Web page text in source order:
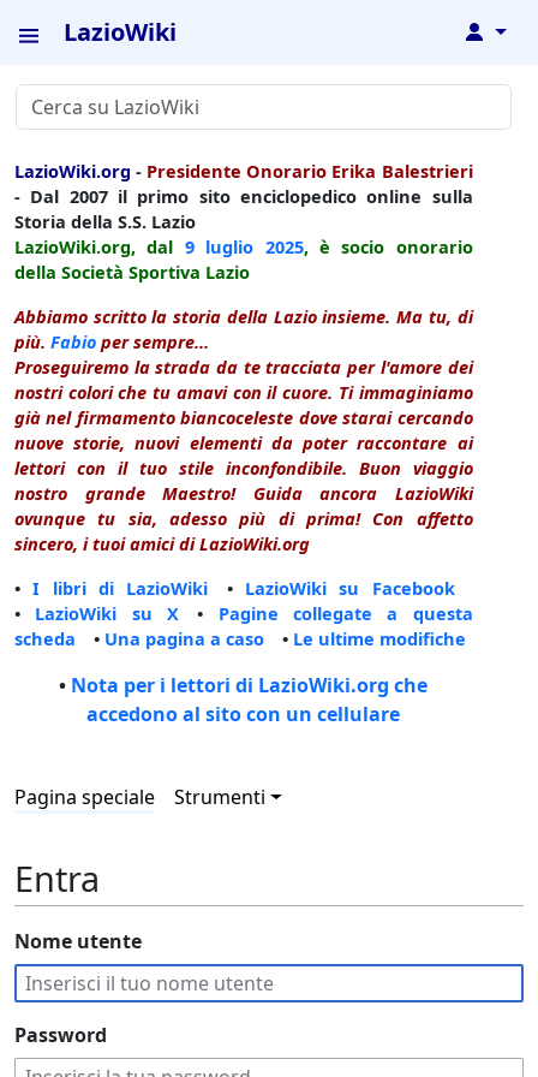
LazioWiki ↓
LazioWiki.org - Presidente Onorario Erika Balestrieri
- Dal 2007 il primo sito enciclopedico online sulla
Storia della S.S. Lazio
LazioWiki.org, dal 9 luglio 2025, è socio onorario
della Società Sportiva Lazio
Abbiamo scritto la storia della Lazio insieme. Ma tu, di
più. Fabio per sempre...
Proseguiremo la strada da te tracciata per l'amore dei
nostri colori che tu amavi con il cuore. Ti immaginiamo
già nel firmamento biancoceleste dove starai cercando
nuove storie, nuovi elementi da poter raccontare ai
lettori con il tuo stile inconfondibile. Buon viaggio
nostro grande Maestro! Guida ancora LazioWiki
ovunque tu sia, adesso più di prima! Con affetto
sincero, i tuoi amici di LazioWiki.org
•I libri di LazioWiki • LazioWiki su Facebook
• LazioWiki su X • Pagine collegate a questa
scheda • Una pagina a caso • Le ultime modifiche
• Nota per i lettori di LazioWiki.org che
accedono al sito con un cellulare
Pagina speciale Strumenti
Entra
Nome utente
Password